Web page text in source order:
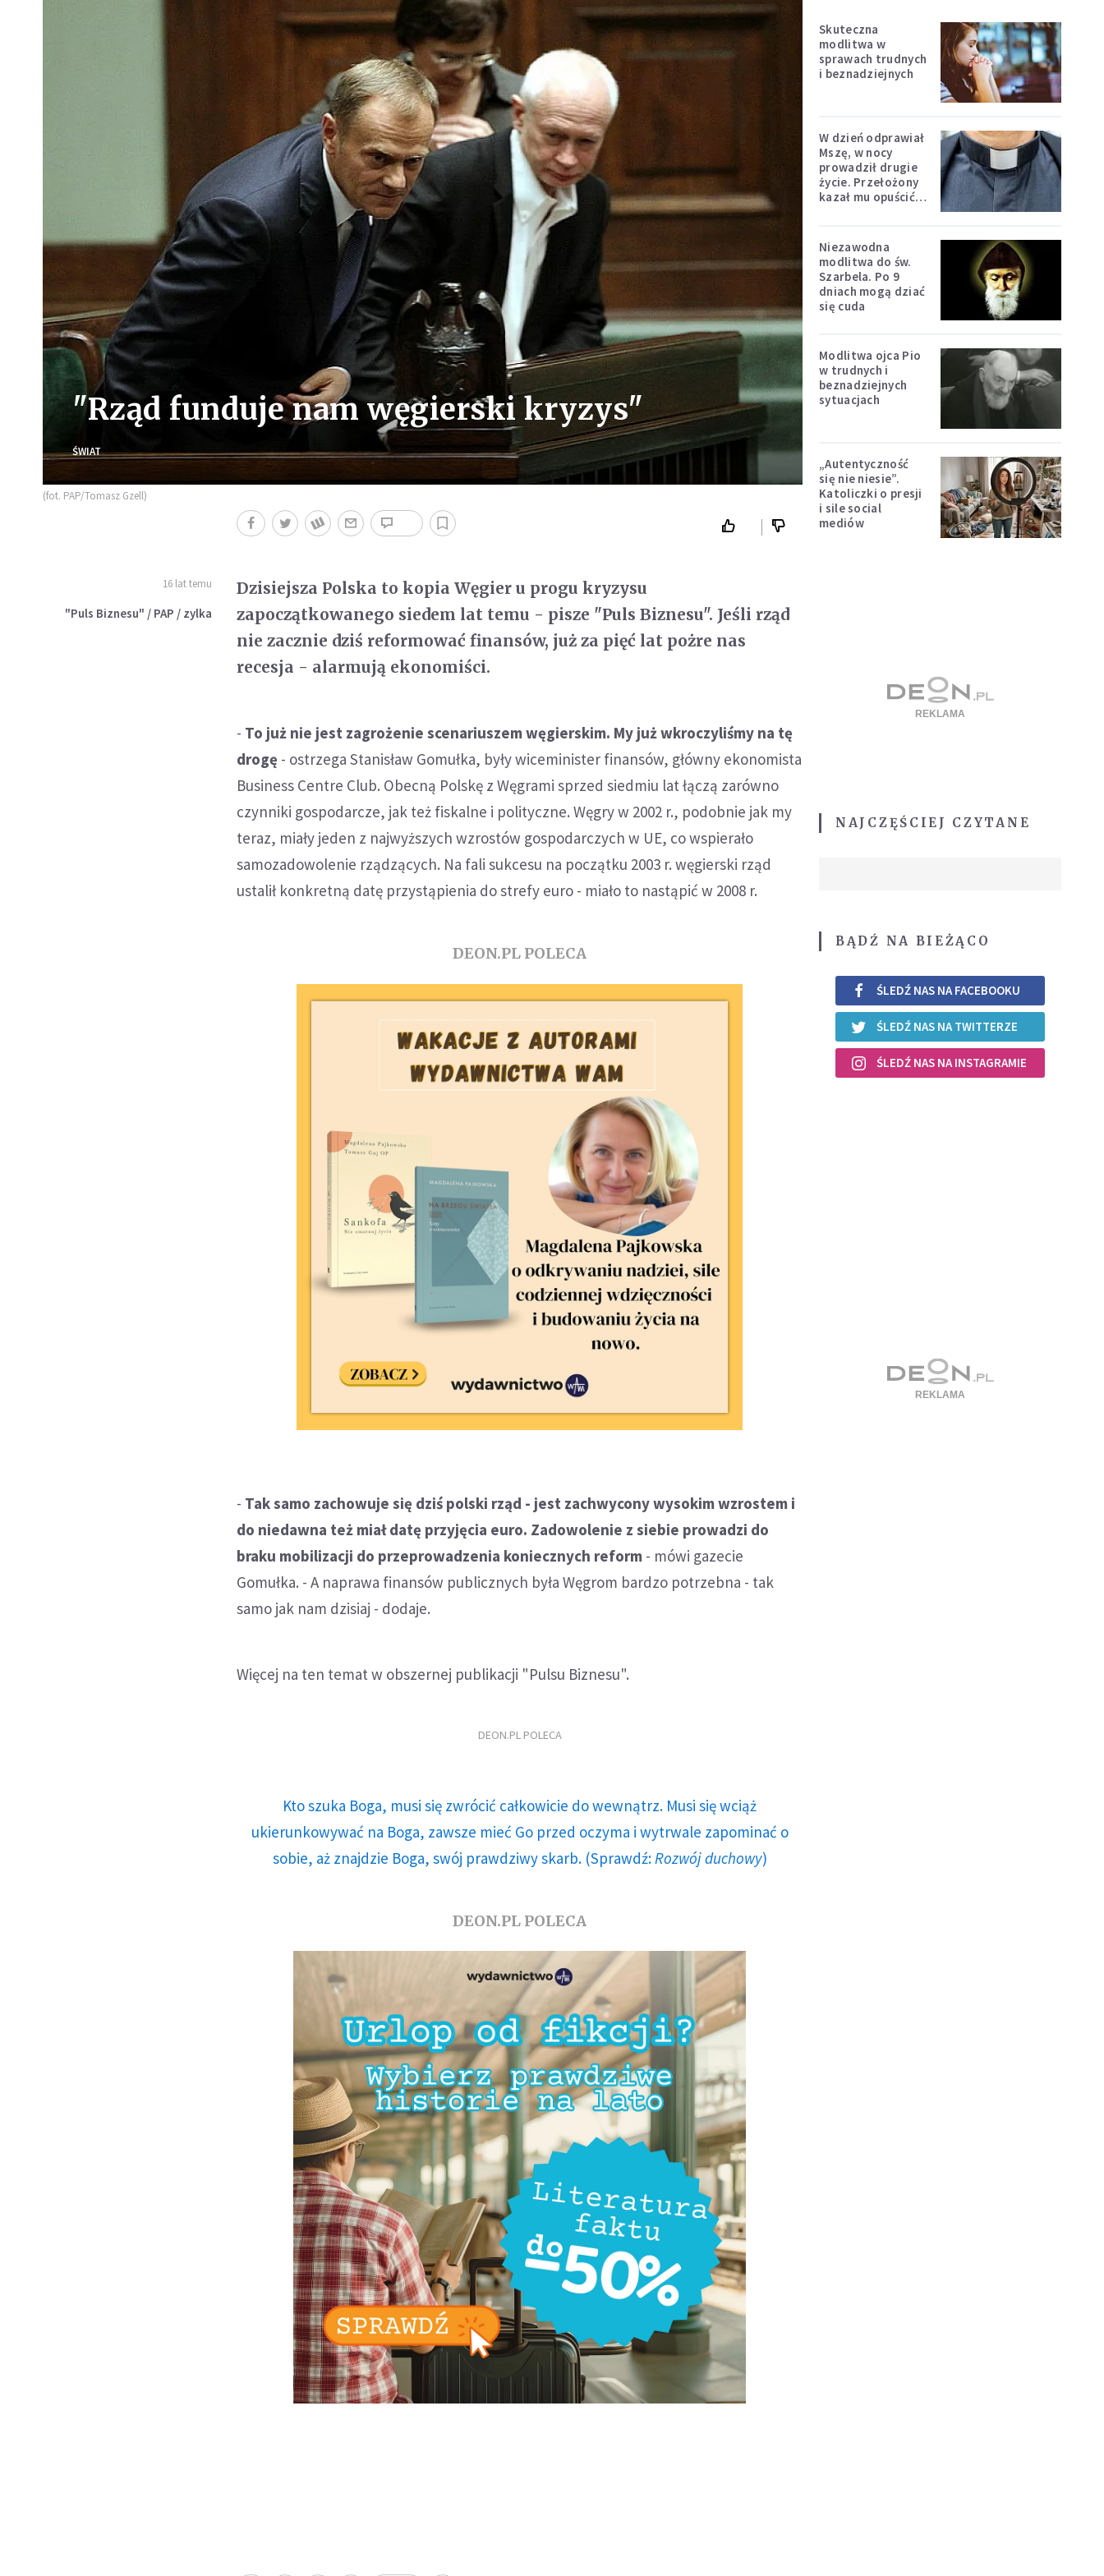
"Rząd funduje nam węgierski kryzys"
ŚWIAT
(fot. PAP/Tomasz Gzell)
16 lat temu
"Puls Biznesu" / PAP / zylka
Dzisiejsza Polska to kopia Węgier u progu kryzysu
zapoczątkowanego siedem lat temu - pisze "Puls Biznesu". Jeśli rząd
nie zacznie dziś reformować finansów, już za pięć lat pożre nas
recesja - alarmują ekonomiści.
- To już nie jest zagrożenie scenariuszem węgierskim. My już wkroczyliśmy na tę
drogę - ostrzega Stanisław Gomułka, były wiceminister finansów, główny ekonomista
Business Centre Club. Obecną Polskę z Węgrami sprzed siedmiu lat łączą zarówno
czynniki gospodarcze, jak też fiskalne i polityczne. Węgry w 2002 r., podobnie jak my
teraz, miały jeden z najwyższych wzrostów gospodarczych w UE, co wspierało
samozadowolenie rządzących. Na fali sukcesu na początku 2003 r. węgierski rząd
ustalił konkretną datę przystąpienia do strefy euro - miało to nastąpić w 2008 r.
DEON.PL POLECA
- Tak samo zachowuje się dziś polski rząd - jest zachwycony wysokim wzrostem i
do niedawna też miał datę przyjęcia euro. Zadowolenie z siebie prowadzi do
braku mobilizacji do przeprowadzenia koniecznych reform - mówi gazecie
Gomułka. - A naprawa finansów publicznych była Węgrom bardzo potrzebna - tak
samo jak nam dzisiaj - dodaje.
Więcej na ten temat w obszernej publikacji "Pulsu Biznesu".
DEON.PL POLECA
Kto szuka Boga, musi się zwrócić całkowicie do wewnątrz. Musi się wciąż
ukierunkowywać na Boga, zawsze mieć Go przed oczyma i wytrwale zapominać o
sobie, aż znajdzie Boga, swój prawdziwy skarb. (Sprawdź: Rozwój duchowy)
DEON.PL POLECA
Skuteczna
modlitwa w
sprawach trudnych
i beznadziejnych
W dzień odprawiał
Mszę, w nocy
prowadził drugie
życie. Przełożony
kazał mu opuścić
Niezawodna
modlitwa do św.
Szarbela. Po 9
dniach mogą dziać
się cuda
Modlitwa ojca Pio
w trudnych i
beznadziejnych
sytuacjach
„Autentyczność
się nie niesie”.
Katoliczki o presji
i sile social
mediów
NAJCZĘŚCIEJ CZYTANE
BĄDŹ NA BIEŻĄCO
ŚLEDŹ NAS NA FACEBOOKU
ŚLEDŹ NAS NA TWITTERZE
ŚLEDŹ NAS NA INSTAGRAMIE